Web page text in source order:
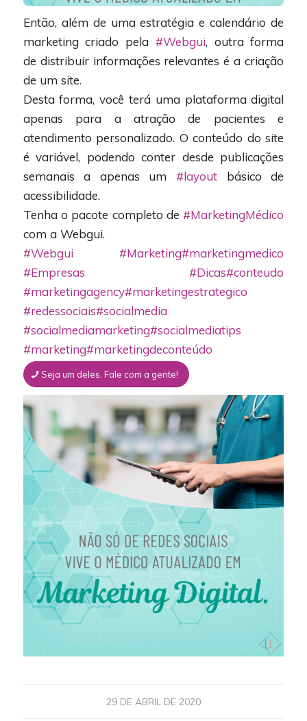
Então, além de uma estratégia e calendário de
marketing criado pela #Webgui, outra forma
de distribuir informações relevantes é a criação
de um site.
Desta forma, você terá uma plataforma digital
apenas para a atração de pacientes e
atendimento personalizado. O conteúdo do site
é variável, podendo conter desde publicações
semanais a apenas um #layout básico de
acessibilidade.
Tenha o pacote completo de #MarketingMédico
com a Webgui.
#Webgui
#Marketing#marketingmedico
#Empresas
#Dicas#conteudo
#marketingagency#marketingestrategico
#redessociais#socialmedia
#socialmediamarketing#socialmediatips
#marketing#marketingdeconteúdo
Seja um deles. Fale com a gente!
29 DE ABRIL DE 2020